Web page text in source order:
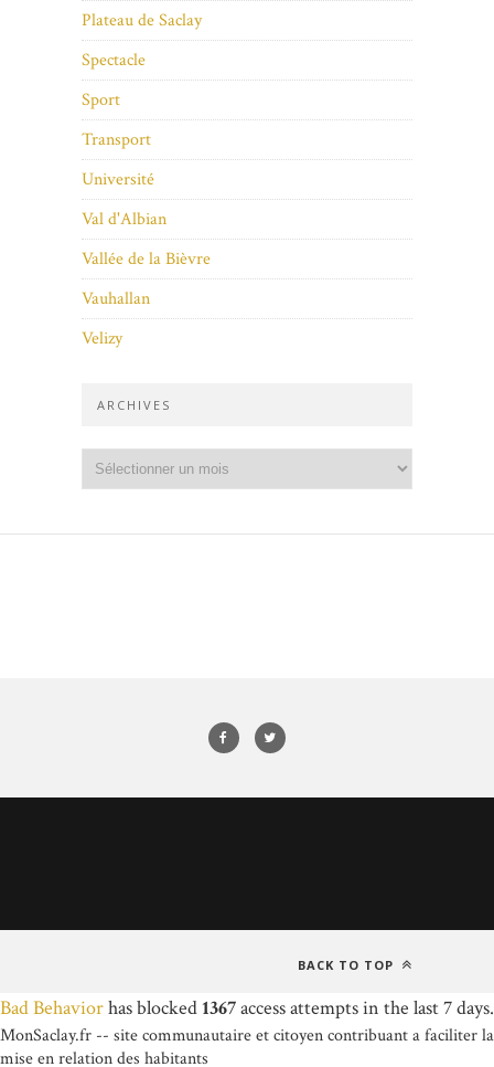
Plateau de Saclay
Spectacle
Sport
Transport
Université
Val d'Albian
Vallée de la Bièvre
Vauhallan
Velizy
ARCHIVES
BACK TO TOP
Bad Behaviorhas blocked1367access attempts in the last 7 days.
MonSaclay.fr -- site communautaire et citoyen contribuant a faciliter la
mise en relation des habitants